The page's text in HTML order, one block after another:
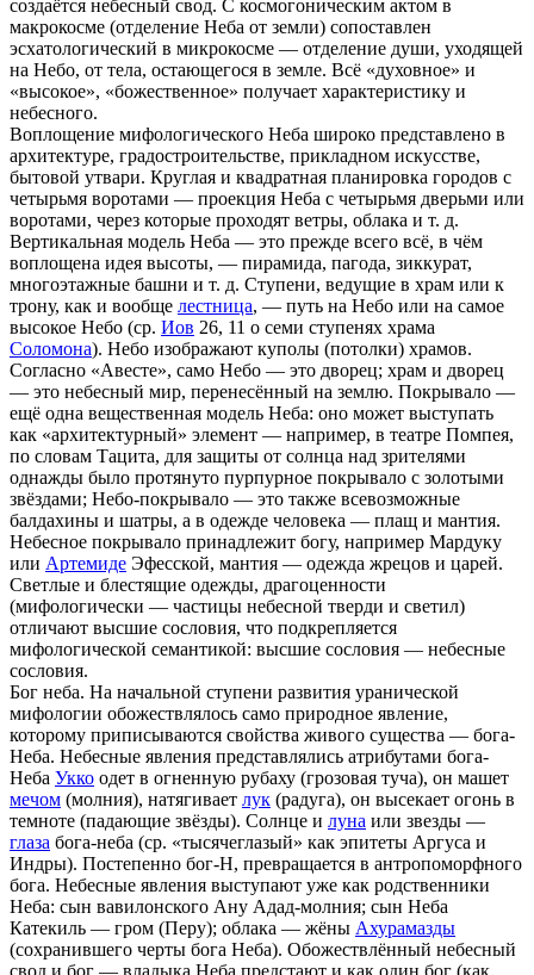
создаётся небесный свод. С космогоническим актом в
макрокосме (отделение Неба от земли) сопоставлен
эсхатологический в микрокосме — отделение души, уходящей
на Небо, от тела, остающегося в земле. Всё «духовное» и
«высокое», «божественное» получает характеристику и
небесного.
Воплощение мифологического Неба широко представлено в
архитектуре, градостроительстве, прикладном искусстве,
бытовой утвари. Круглая и квадратная планировка городов с
четырьмя воротами — проекция Неба с четырьмя дверьми или
воротами, через которые проходят ветры, облака и т. д.
Вертикальная модель Неба — это прежде всего всё, в чём
воплощена идея высоты, — пирамида, пагода, зиккурат,
многоэтажные башни и т. д. Ступени, ведущие в храм или к
трону, как и вообще лестница, — путь на Небо или на самое
высокое Небо (ср. Иов 26, 11 о семи ступенях храма
Соломона). Небо изображают куполы (потолки) храмов.
Согласно «Авесте», само Небо — это дворец; храм и дворец
— это небесный мир, перенесённый на землю. Покрывало —
ещё одна вещественная модель Неба: оно может выступать
как «архитектурный» элемент — например, в театре Помпея,
по словам Тацита, для защиты от солнца над зрителями
однажды было протянуто пурпурное покрывало с золотыми
звёздами; Небо-покрывало — это также всевозможные
балдахины и шатры, а в одежде человека — плащ и мантия.
Небесное покрывало принадлежит богу, например Мардуку
или Артемиде Эфесской, мантия — одежда жрецов и царей.
Светлые и блестящие одежды, драгоценности
(мифологически — частицы небесной тверди и светил)
отличают высшие сословия, что подкрепляется
мифологической семантикой: высшие сословия — небесные
сословия.
Бог неба. На начальной ступени развития уранической
мифологии обожествлялось само природное явление,
которому приписываются свойства живого существа — бога-
Неба. Небесные явления представлялись атрибутами бога-
Неба Укко одет в огненную рубаху (грозовая туча), он машет
мечом (молния), натягивает лук (радуга), он высекает огонь в
темноте (падающие звёзды). Солнце и луна или звезды —
глаза бога-неба (ср. «тысячеглазый» как эпитеты Аргуса и
Индры). Постепенно бог-Н, превращается в антропоморфного
бога. Небесные явления выступают уже как родственники
Неба: сын вавилонского Ану Адад-молния; сын Неба
Катекиль — гром (Перу); облака — жёны Ахурамазды
(сохранившего черты бога Неба). Обожествлённый небесный
свод и бог — владыка Неба предстают и как один бог (как,